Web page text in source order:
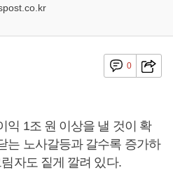
0
익 1조 원 이상을 낼 것이 확
는 노사갈등과 갈수록 증가하
자도 짙게 깔려 있다.